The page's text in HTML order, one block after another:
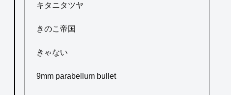
キタニタツヤ
きのこ帝国
きゃない
9mm parabellum bullet